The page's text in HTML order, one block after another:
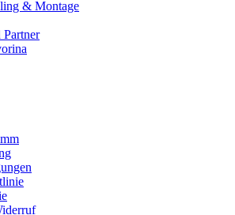
& Montage
Partner